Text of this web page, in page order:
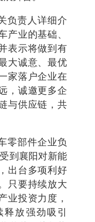
负责人详细介
产业的基础、
表示将做到有
大诚意、最优
家落户企业在
，诚邀更多企
与供应链，共
零部件企业负
到襄阳对新能
出台多项利好
只要持续放大
业投资力度，
放强劲吸引